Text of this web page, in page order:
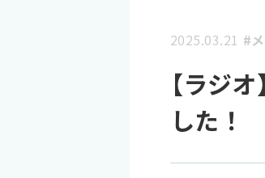
2025.03.21 #
【ラジ
した！